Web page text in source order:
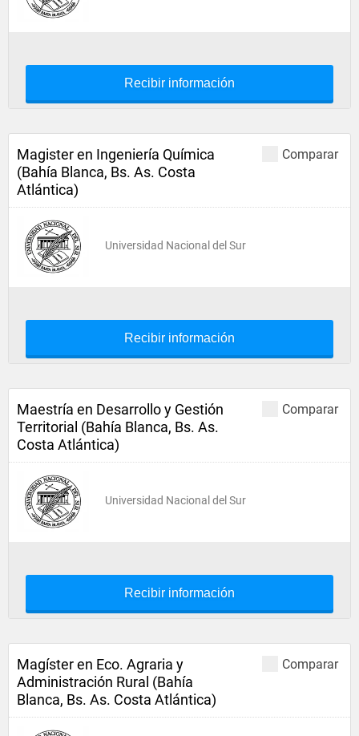
Recibir información
Comparar
Magister en Ingeniería Química
(Bahía Blanca, Bs. As. Costa
Atlántica)
Universidad Nacional del Sur
Recibir información
Comparar
Maestría en Desarrollo y Gestión
Territorial (Bahía Blanca, Bs. As.
Costa Atlántica)
Universidad Nacional del Sur
Recibir información
Comparar
Magíster en Eco. Agraria y
Administración Rural (Bahía
Blanca, Bs. As. Costa Atlántica)